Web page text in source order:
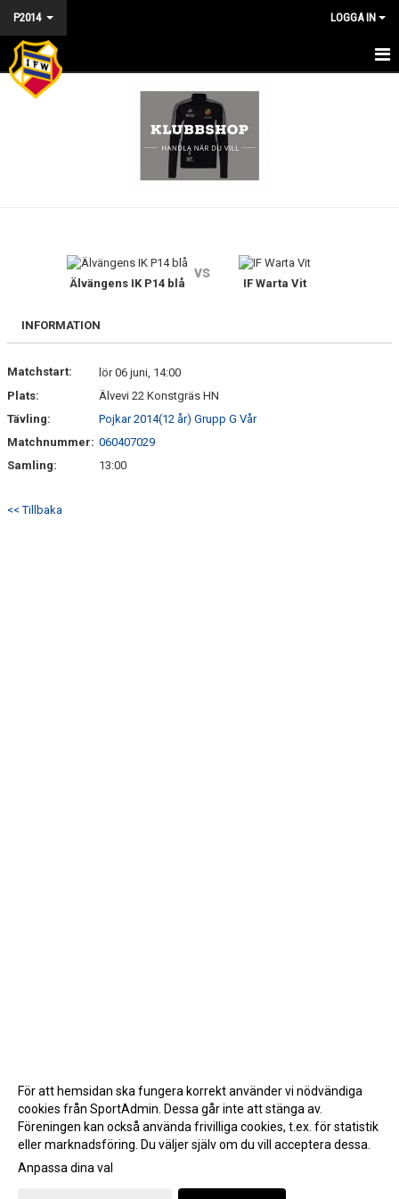
P2014 LOGGA IN
HEM - P2014
DOKUMENT
BILDGALLERI
Älvängens IK P14 blå
vs
IF Warta Vit
INFORMATION
Matchstart:
lör 06 juni, 14:00
Plats:
Älvevi 22 Konstgräs HN
Tävling:
Pojkar 2014(12 år) Grupp G Vår
Matchnummer: 060407029
Samling:
13:00
<< Tillbaka
Gå till Webbversion
För att hemsidan ska fungera korrekt använder vi nödvändiga
cookies från SportAdmin. Dessa går inte att stänga av.
Föreningen kan också använda frivilliga cookies, t.ex. för statistik
eller marknadsföring. Du väljer själv om du vill acceptera dessa.
Anpassa dina val